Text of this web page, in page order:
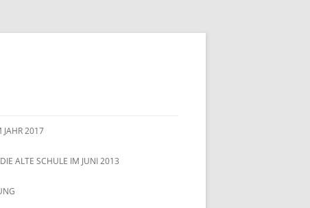
JAHR 2017
DIE ALTE SCHULE IM JUNI 2013